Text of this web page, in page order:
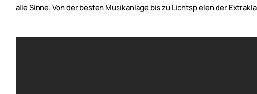
alle Sinne. Von der besten Musikanlage bis zu Lichtspielen der